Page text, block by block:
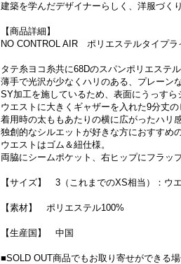
建築を学んだデザイナーらしく、洋服づく
【商品詳細】
NO CONTROL AIR ポリエステルタイプ
タテ糸ヨコ糸共に68Dのスパンポリエステ
薄手で光沢が少なくハリのある、プレーン
SY加工を施しているため、表面にうっすら
ウエストに大きくギャザーを入れた9分丈
着用時の太ももあたりの横に広がったハリ
独創的なシルエットが好きな方におすすめ
ウエストはゴム＆紐仕様。
両脇にシームポケット、右ヒップにフラッ
【サイズ】 3（これまでのXS相当）：ウ
【素材】 ポリエステル100%
【生産国】 中国
■SOLD OUT商品でもお取り寄せができる